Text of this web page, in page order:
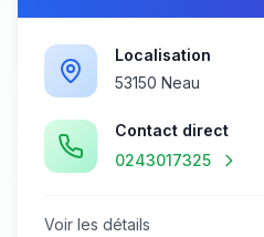
Localisation
53150 Neau
Contact direct
0243017325
Voir les détails